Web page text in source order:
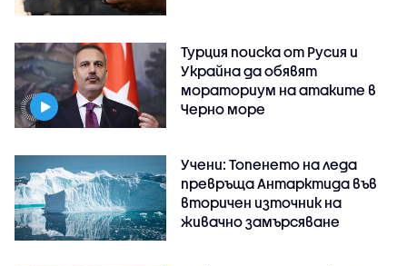
Турция поиска от Русия и
Украйна да обявят
мораториум на атаките в
Черно море
Учени: Топенето на леда
превръща Антарктида във
вторичен източник на
живачно замърсяване